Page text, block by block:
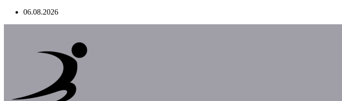
Перейти06.08.2026